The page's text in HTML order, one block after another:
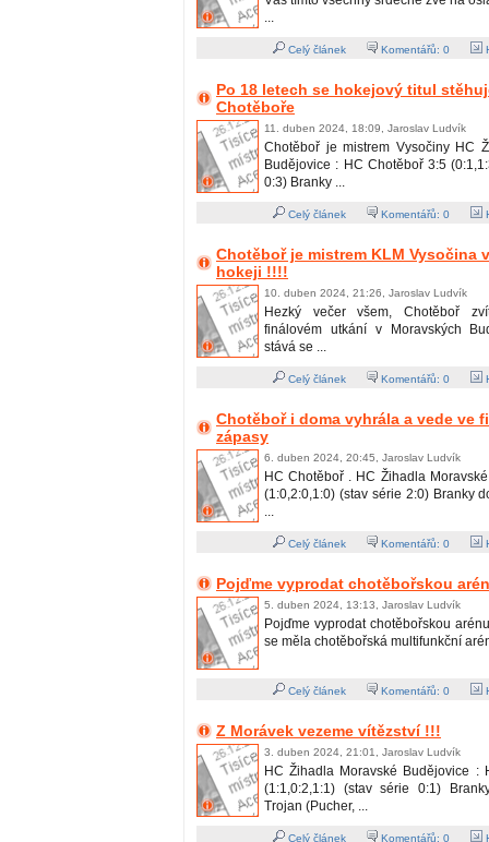
...
Celý článek Komentářů: 0
Po 18 letech se hokejový titul
Chotěboře
11. duben 2024, 18:09, Jaroslav Ludvík
Chotěboř je mistrem Vysočiny HC
Budějovice : HC Chotěboř 3:5
0:3) Branky ...
Celý článek Komentářů: 0
Chotěboř je mistrem KLM Vysočina
hokeji !!!!
10. duben 2024, 21:26, Jaroslav Ludvík
Hezký večer všem, Chotěboř
finálovém utkání v Moravských
stává se ...
Celý článek Komentářů: 0
Chotěboř i doma vyhrála a vede ve
zápasy
6. duben 2024, 20:45, Jaroslav Ludvík
HC Chotěboř . HC Žihadla
(1:0,2:0,1:0) (stav série 2:0) Branky
...
Celý článek Komentářů: 0
Pojďme vyprodat chotěbořskou
5. duben 2024, 13:13, Jaroslav Ludvík
Pojďme vyprodat chotěbořskou
se měla chotěbořská multifunkční
Celý článek Komentářů: 0
Z Morávek vezeme vítězství !!!
3. duben 2024, 21:01, Jaroslav Ludvík
HC Žihadla Moravské Budějovice :
(1:1,0:2,1:1) (stav série 0:1)
Trojan (Pucher, ...
Celý článek Komentářů: 0